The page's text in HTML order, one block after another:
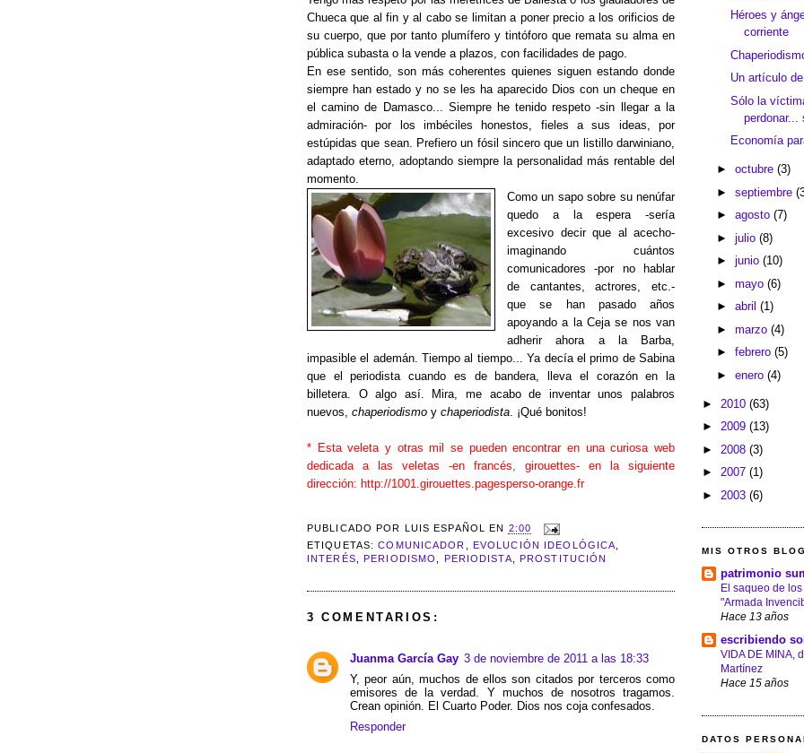
Chueca que al fin y al cabo se limitan a poner precio a los orificios de
su cuerpo, que por tanto plumífero y tintóforo que remata su alma en
pública subasta o la vende a plazos, con facilidades de pago.
En ese sentido, son más coherentes quienes siguen estando donde
siempre han estado y no se les ha aparecido Dios con un cheque en
el camino de Damasco... Siempre he tenido respeto -sin llegar a la
admiración- por los imbéciles honestos, fieles a sus ideas, por
estúpidas que sean. Prefiero un fósil sincero que un listillo darwiniano,
adaptado eterno, adoptando siempre la personalidad más rentable del
momento.
Como un sapo sobre su nenúfar
quedo a la espera -sería
excesivo decir que al acecho-
imaginando cuántos
comunicadores -por no hablar
de cantantes, actrores, etc.-
que se han pasado años
apoyando a la Ceja se nos van
adherir ahora a la Barba,
impasible el ademán. Tiempo al tiempo... Ya decía el primo de Sabina
que el periodista cuando es de bandera, lleva el corazón en la
billetera. O algo así. Mira, me acabo de inventar unos palabros
nuevos, chaperiodismo y chaperiodista. ¡Qué bonitos!
* Esta veleta y otras mil se pueden encontrar en una curiosa web
dedicada a las veletas -en francés, girouettes- en la siguiente
dirección: http://1001.girouettes.pagesperso-orange.fr
PUBLICADO POR LUIS ESPAÑOL EN 2:00
ETIQUETAS:COMUNICADOR EVOLUCIÓN IDEOLÓGICA
INTERÉS ,PERIODISMO PERIODISTA PROSTITUCIÓN
3 COMENTARIOS:
Juanma García Gay 3 de noviembre de 2011 a las 18:33
Y, peor aún, muchos de ellos son citados por terceros como
emisores de la verdad. Y muchos de nosotros tragamos.
Crean opinión. El Cuarto Poder. Dios nos coja confesados.
Responder
Héroes y
corriente
Un artículo
Sólo la
perdonar...
Economía
► octubre (3)
► septiembre
► agosto (7)
► julio (8)
► junio (10)
► mayo (6)
► abril (1)
► marzo (4)
► febrero (5)
► enero (4)
► 2010 (63)
► 2009 (13)
► 2008 (3)
► 2007 (1)
► 2003 (6)
MIS OTROS
patrimonio
El saqueo de
"Armada
Hace 13 años
escribiendo
VIDA DE MINA,
Martínez
Hace 15 años
DATOS